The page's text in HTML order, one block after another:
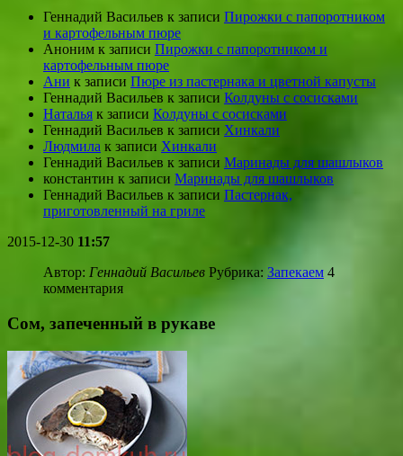
Геннадий Васильев к записи Пирожки с папоротником
и картофельным пюре
Аноним к записи Пирожки с папоротником и
картофельным пюре
Ани к записи Пюре из пастернака и цветной капусты
Геннадий Васильев к записи Колдуны с сосисками
Наталья к записи Колдуны с сосисками
Геннадий Васильев к записи Хинкали
Людмила к записи Хинкали
Геннадий Васильев к записи Маринады для шашлыков
константин к записи Маринады для шашлыков
Геннадий Васильев к записи Пастернак,
приготовленный на гриле
2015-12-30 11:57
Автор: Геннадий Васильев Рубрика: Запекаем 4
комментария
Сом, запеченный в рукаве